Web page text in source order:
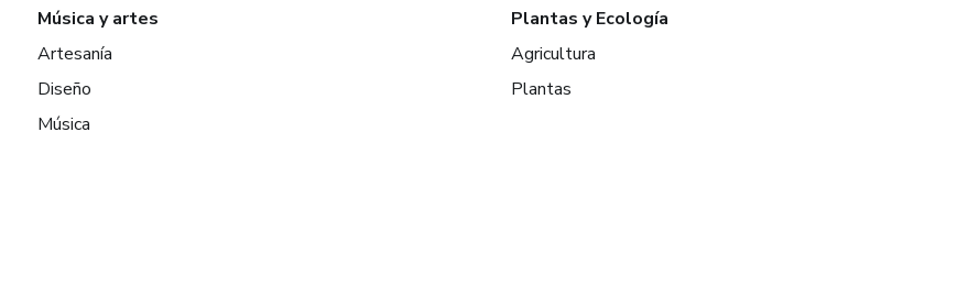
Música y artes
Artesanía
Diseño
Música
Plantas y Ecología
Agricultura
Plantas